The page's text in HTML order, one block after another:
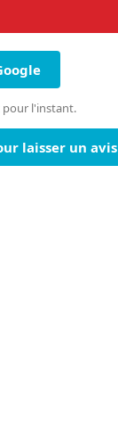
pour l'instant.
laisser un avis